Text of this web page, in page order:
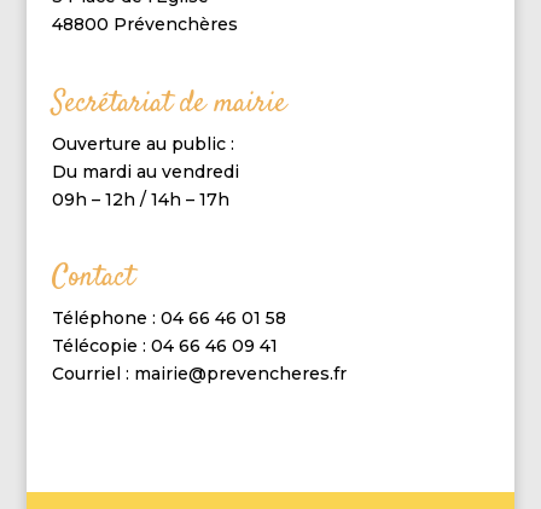
48800 Prévenchères
Secrétariat de mairie
Ouverture au public :
Du mardi au vendredi
09h – 12h / 14h – 17h
Contact
Téléphone : 04 66 46 01 58
Télécopie : 04 66 46 09 41
Courriel : mairie@prevencheres.fr